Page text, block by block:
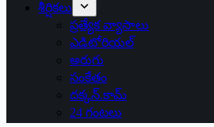
శీర్షికలు
ప్రత్యేక వ్యాసాలు
ఎడిటోరియల్
అరుగు
సంకేతం
దక్కన్.కామ్
24 గంటలు